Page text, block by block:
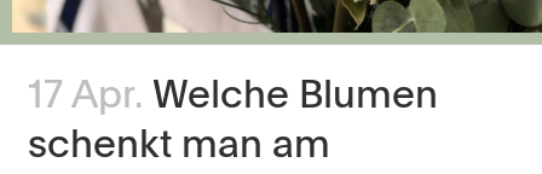
17 Apr. Welche Blumen
schenkt man am